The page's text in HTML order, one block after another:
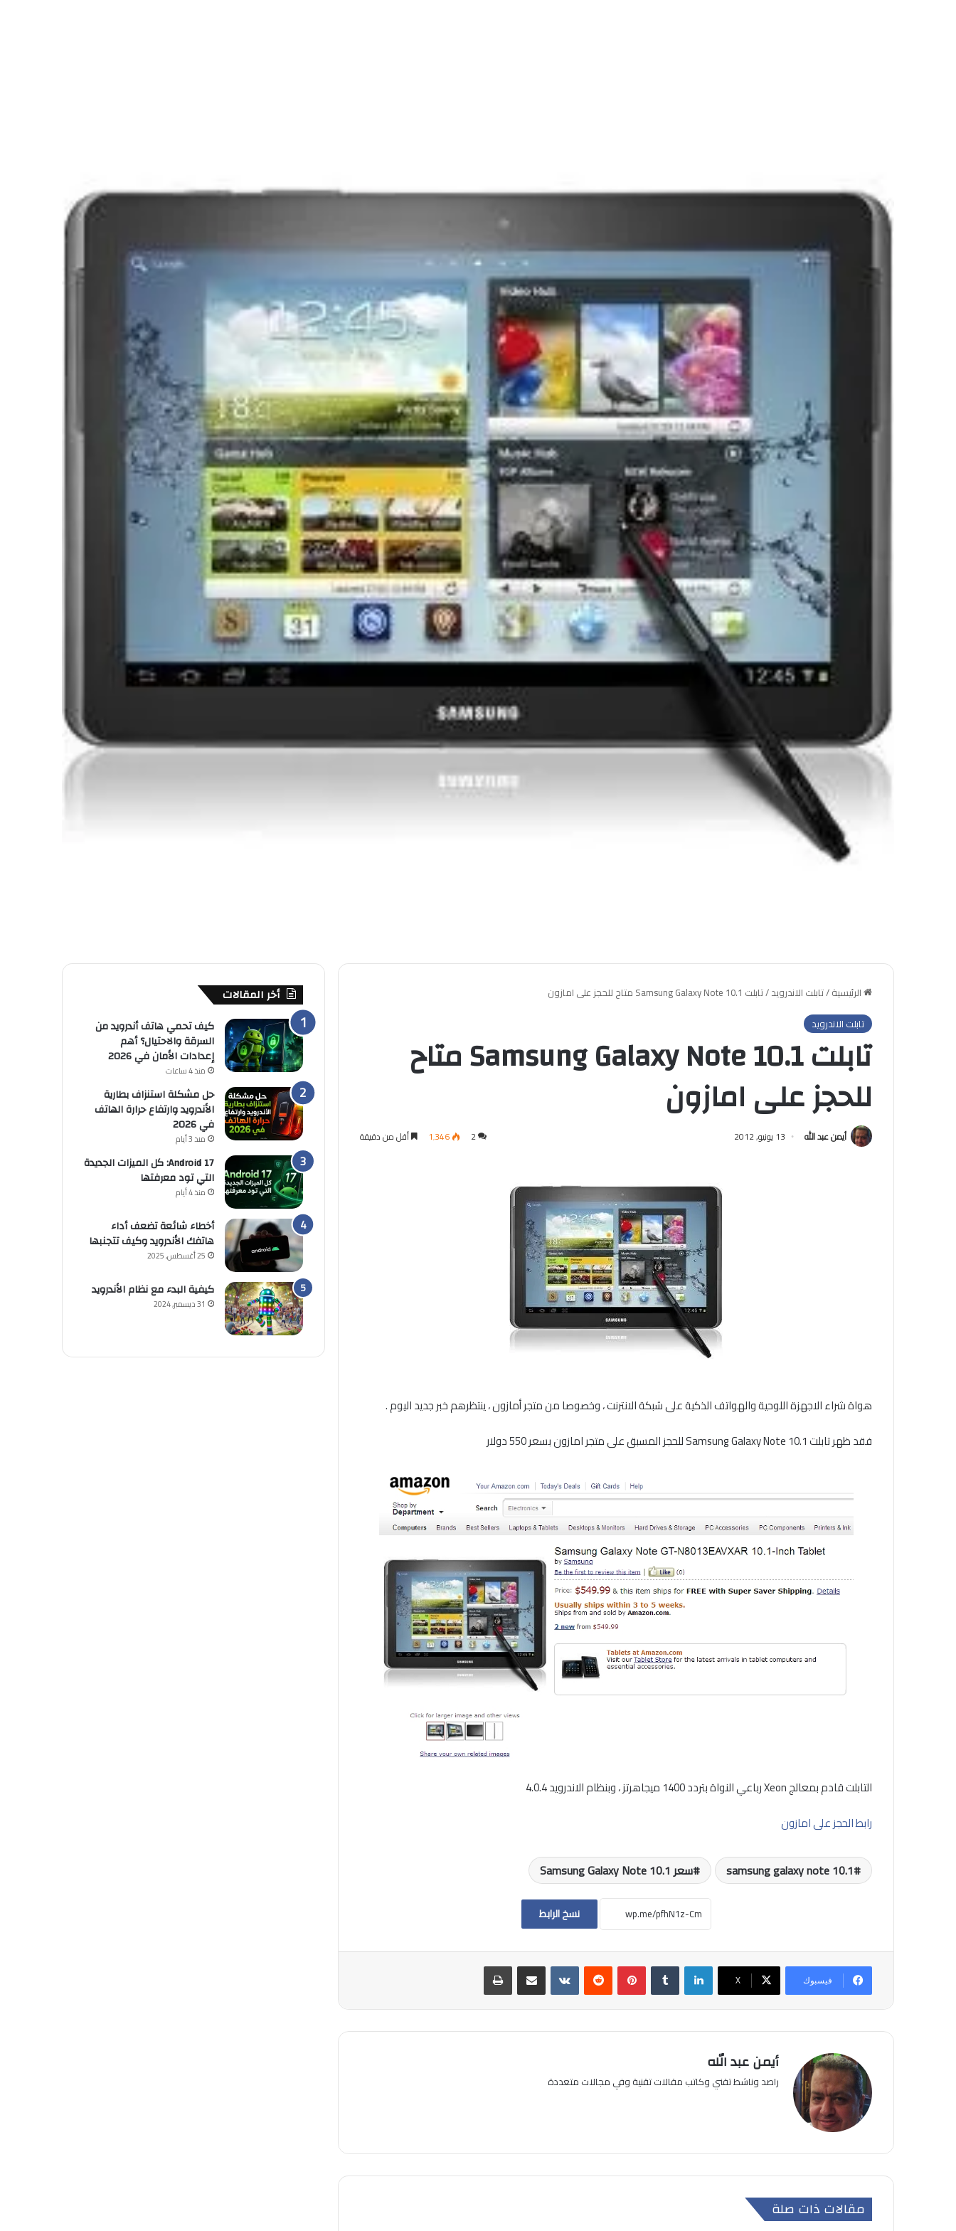
الرئيسية/تابلت الاندرويد/تابلت Samsung Galaxy Note 10.1 متاح للحجز على امازون
تابلت الاندرويد
تابلت Samsung Galaxy Note 10.1 متاح
للحجز على امازون
أيمن عبد الله 13 يونيو, 2012 2 1٬346 أقل من دقيقة
هواة شراء الاجهزة اللوحية والهواتف الذكية على شبكة الانترنت ، وخصوصا من متجر أمازون ، ينتظرهم خبر جديد اليوم .
فقد ظهر تابلت Samsung Galaxy Note 10.1 للحجز المسبق على متجر امازون بسعر 550 دولار
التابلت قادم بمعالج Xeon رباعي النواة بتردد 1400 ميجاهرتز ، وبنظام الاندرويد 4.0.4
رابط الحجز على امازون
samsung galaxy note 10.1 سعر Samsung Galaxy Note 10.1
نسخ الرابط
فيسبوك ‫X
لينكدإن بينتيريست مشاركة عبر البريد طباعة
أيمن عبد الله
راصد وناشط تقني وكاتب مقالات تقنية وفي مجالات متعددة
مقالات ذات صلة
أخر المقالات
كيف تحمي هاتف أندرويد من
السرقة والاحتيال؟ أهم
إعدادات الأمان في 2026
منذ 4 ساعات
حل مشكلة استنزاف بطارية
الأندرويد وارتفاع حرارة الهاتف
في 2026
منذ 3 أيام
Android 17: كل الميزات الجديدة
التي تود معرفتها
منذ 4 أيام
أخطاء شائعة تضعف أداء
هاتفك الأندرويد وكيف تتجنبها
25 أغسطس, 2025
كيفية البدء مع نظام الأندرويد
31 ديسمبر, 2024